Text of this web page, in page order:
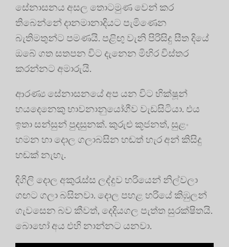
සේනාසනය අසල තොටමුණ වෙන් කර
තිබෙන්නේ දානමානාදියට පැමිණෙන
බැතිමතුන්ට පමණයි. පළිඟු වැනි පිරිසිදු සීත දියේ
ඔබේ ගත සතපන විට දැනෙන මිහිර විස්තර
කරන්නට අමාරුයි.
ආරණ්‍ය සේනාසනයේ අප යන විට භික්ෂූන්
හයදෙනෙකු භාවනානුයෝගීව වැඩසිටියා. එය
ඉතා සන්සුන් පුදසුනක්. කුරුළු කූජනත්, සුළං
හමන හා දොල ගලාබසින හඬත් හැර අන් කිසිදු
හඬක් නැහැ.
දිගිලි දොල අකුරැස්ස ලද්දුව හරියෙන් නිල්වලා
ගඟට ගලා බසිනවා. දොල පහළ හරියේ කිඹුලන්
ගැවසෙන බව කීවත්, දෙදියගල පැත්ත සුරක්ෂිතයි.
බොහෝ අය එහි නාන්නට යනවා.